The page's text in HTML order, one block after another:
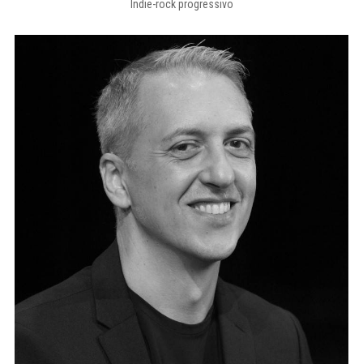
Indie-rock progressivo